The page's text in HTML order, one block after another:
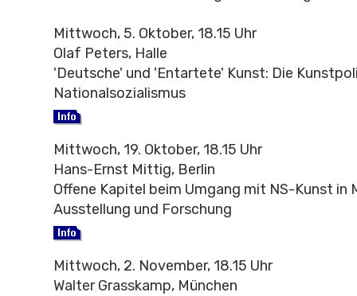
Mittwoch, 5. Oktober, 18.15 Uhr
Olaf Peters, Halle
'Deutsche' und 'Entartete' Kunst: Die
Nationalsozialismus
Mittwoch, 19. Oktober, 18.15 Uhr
Hans-Ernst Mittig, Berlin
Offene Kapitel beim Umgang mit NS-Kunst in
Ausstellung und Forschung
Mittwoch, 2. November, 18.15 Uhr
Walter Grasskamp, München